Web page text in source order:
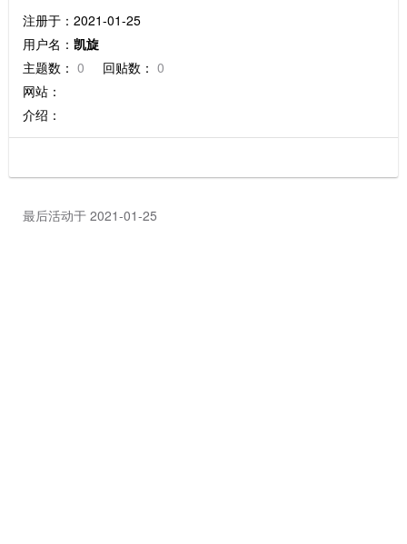
注册于：2021-01-25
用户名： 凯旋
主题数： 0 回贴数： 0
网站：
介绍：
最后活动于 2021-01-25